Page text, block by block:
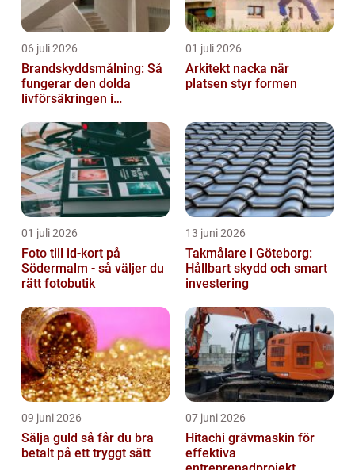
06 juli 2026
Brandskyddsmålning: Så
fungerar den dolda
livförsäkringen i
01 juli 2026
Arkitekt nacka när
platsen styr formen
01 juli 2026
Foto till id-kort på
Södermalm - så väljer du
rätt fotobutik
13 juni 2026
Takmålare i Göteborg:
Hållbart skydd och smart
investering
09 juni 2026
Sälja guld så får du bra
betalt på ett tryggt sätt
07 juni 2026
Hitachi grävmaskin för
effektiva